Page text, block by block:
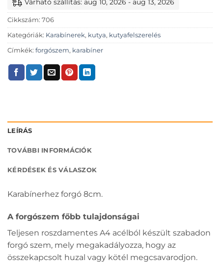
Várható szállítás: aug 10, 2026 - aug 13, 2026
Cikkszám: 706
Kategóriák: Karabínerek, kutya, kutyafelszerelés
Címkék: forgószem, karabíner
LEÍRÁS
TOVÁBBI INFORMÁCIÓK
KÉRDÉSEK ÉS VÁLASZOK
Karabínerhez forgó 8cm.
A forgószem főbb tulajdonságai
Teljesen roszdamentes A4 acélból készült szabadon
forgó szem, mely megakadályozza, hogy az
összekapcsolt huzal vagy kötél megcsavarodjon.